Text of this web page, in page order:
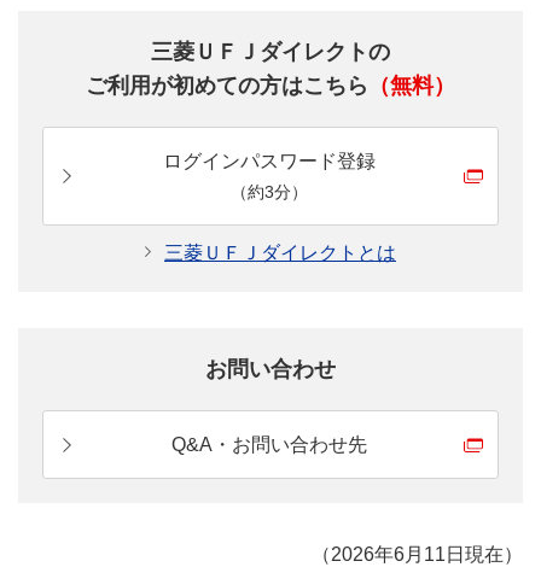
三菱ＵＦＪダイレクトの
ご利用が初めての方はこちら （無料）
ログインパスワード登録
（約3分）
三菱ＵＦＪダイレクトとは
お問い合わせ
Q&A・お問い合わせ先
（2026年6月11日現在）